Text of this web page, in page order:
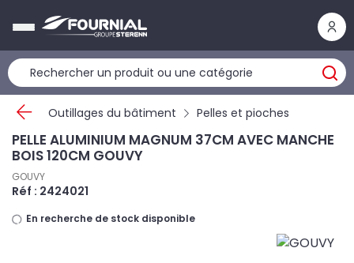
Outillages du bâtiment Pelles et pioches
PELLE ALUMINIUM MAGNUM 37CM AVEC MANCHE
BOIS 120CM GOUVY
GOUVY
Réf : 2424021
En recherche de stock disponible